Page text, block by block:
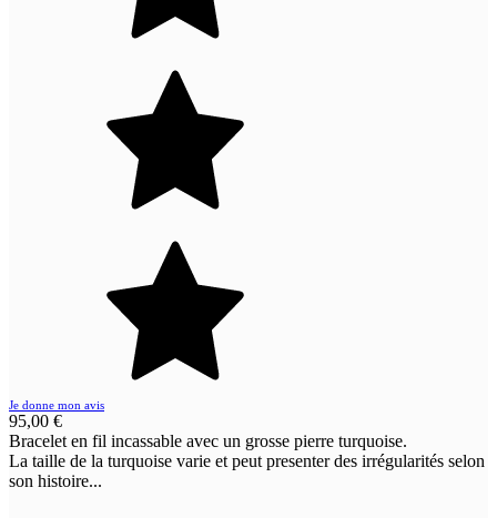
Je donne mon avis
95,00 €
Bracelet en fil incassable avec un grosse pierre turquoise.
La taille de la turquoise varie et peut presenter des irrégularités selon
son histoire...